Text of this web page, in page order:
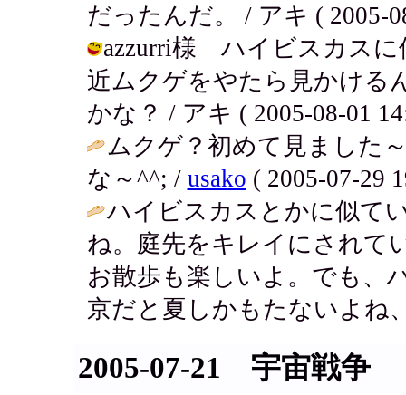
だったんだ。 / アキ ( 2005-
azzurri様 ハイビスカスに
近ムクゲをやたら見かける
かな？ / アキ ( 2005-08-01
ムクゲ？初めて見ました
な～^^; / usako ( 2005-07-29
ハイビスカスとかに似て
ね。庭先をキレイにされて
お散歩も楽しいよ。でも、
京だと夏しかもたないよね
2005-07-21 宇宙戦争